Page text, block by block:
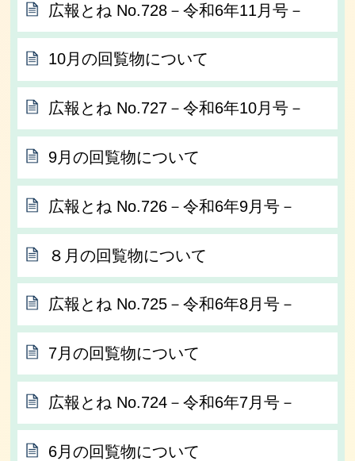
広報とね No.728－令和6年11月号－
10月の回覧物について
広報とね No.727－令和6年10月号－
9月の回覧物について
広報とね No.726－令和6年9月号－
８月の回覧物について
広報とね No.725－令和6年8月号－
7月の回覧物について
広報とね No.724－令和6年7月号－
6月の回覧物について